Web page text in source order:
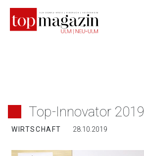
Inhalt
springen
Top-Innovator 2019
WIRTSCHAFT 28.10.2019